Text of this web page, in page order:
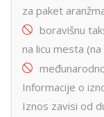
za paket
boravišnu
na licu mesta
Informacije o
Iznos zavisi od